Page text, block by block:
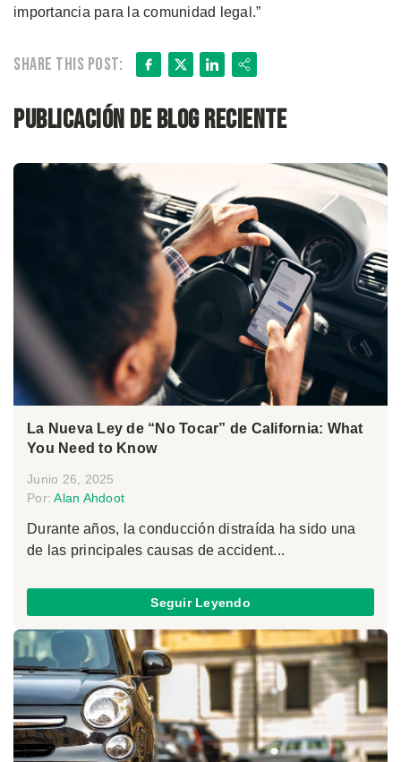
importancia para la comunidad legal.”
Share this post: Facebook
X LinkedIn
Share
Publicación de blog reciente
La Nueva Ley de “No Tocar” de California: What
You Need to Know
Junio 26, 2025
Por:Alan Ahdoot
Durante años, la conducción distraída ha sido una
de las principales causas de accident...
Seguir Leyendo